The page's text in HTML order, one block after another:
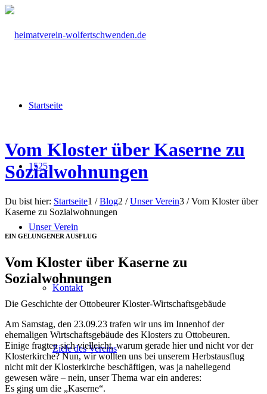
Startseite
1525
Unser Verein
Kontakt
Ziele des Vereins
Vom Kloster über Kaserne zu
Sozialwohnungen
Du bist hier: Startseite1 / Blog2 / Unser Verein3 / Vom Kloster über
Kaserne zu Sozialwohnungen
EIN GELUNGENER AUSFLUG
Vom Kloster über Kaserne zu
Sozialwohnungen
Die Geschichte der Ottobeurer Kloster-Wirtschaftsgebäude
Am Samstag, den 23.09.23 trafen wir uns im Innenhof der
ehemaligen Wirtschaftsgebäude des Klosters zu Ottobeuren.
Einige fragten sich vielleicht, warum gerade hier und nicht vor der
Klosterkirche? Nun, wir wollten uns bei unserem Herbstausflug
nicht mit der Klosterkirche beschäftigen, was ja naheliegend
gewesen wäre – nein, unser Thema war ein anderes:
Es ging um die „Kaserne“.